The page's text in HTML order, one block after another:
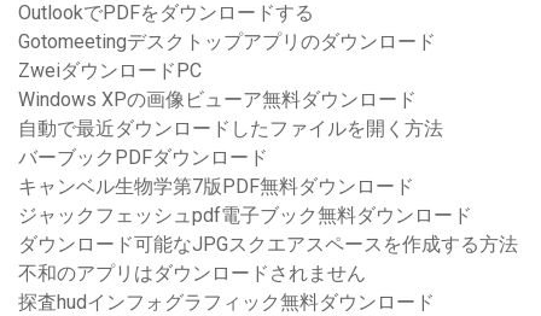
OutlookでPDFをダウンロードする
Gotomeetingデスクトップアプリのダウンロード
ZweiダウンロードPC
Windows XPの画像ビューア無料ダウンロード
自動で最近ダウンロードしたファイルを開く方法
バーブックPDFダウンロード
キャンベル生物学第7版PDF無料ダウンロード
ジャックフェッシュpdf電子ブック無料ダウンロード
ダウンロード可能なJPGスクエアスペースを作成する方法
不和のアプリはダウンロードされません
探査hudインフォグラフィック無料ダウンロード